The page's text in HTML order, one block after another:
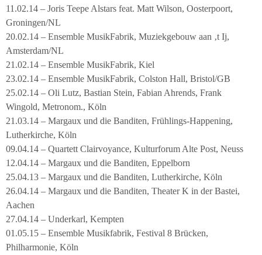
11.02.14 – Joris Teepe Alstars feat. Matt Wilson, Oosterpoort,
Groningen/NL
20.02.14 – Ensemble MusikFabrik, Muziekgebouw aan ‚t Ij,
Amsterdam/NL
21.02.14 – Ensemble MusikFabrik, Kiel
23.02.14 – Ensemble MusikFabrik, Colston Hall, Bristol/GB
25.02.14 – Oli Lutz, Bastian Stein, Fabian Ahrends, Frank
Wingold, Metronom., Köln
21.03.14 – Margaux und die Banditen, Frühlings-Happening,
Lutherkirche, Köln
09.04.14 – Quartett Clairvoyance, Kulturforum Alte Post, Neuss
12.04.14 – Margaux und die Banditen, Eppelborn
25.04.13 – Margaux und die Banditen, Lutherkirche, Köln
26.04.14 – Margaux und die Banditen, Theater K in der Bastei,
Aachen
27.04.14 – Underkarl, Kempten
01.05.15 – Ensemble Musikfabrik, Festival 8 Brücken,
Philharmonie, Köln